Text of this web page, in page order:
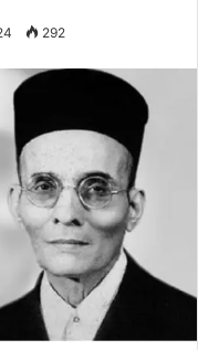
292